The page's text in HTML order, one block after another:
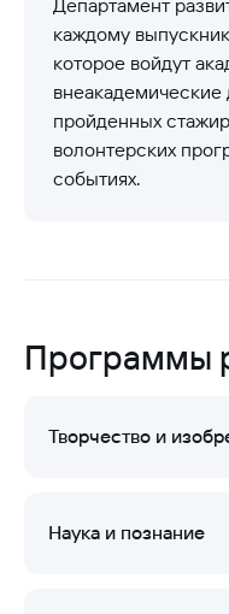
каждому
которое войдут
пройденных
волонтерских
событиях.
Программы
Творчество и
Наука и познание